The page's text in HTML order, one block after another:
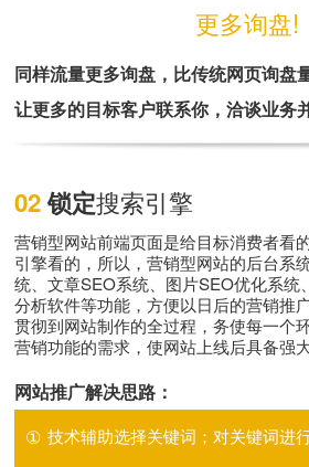
更多询盘!
同样流量更多询盘，比传统网页询盘
让更多的目标客户联系你，洽谈业务
02锁定搜索引擎
营销型网站前端页面是给目标消费者看
引擎看的，所以，营销型网站的后台系
统、文章SEO系统、图片SEO优化系统
分析软件等功能，方便以日后的营销推
贯彻到网站制作的全过程，务使每一个
营销功能的需求，使网站上线后具备强
网站推广解决思路：
① 技术辅助选择关键词；对关键词进